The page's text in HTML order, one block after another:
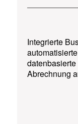
Integrierte
Abrechnung